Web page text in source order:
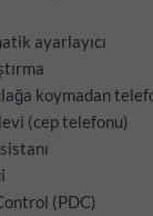
ayarlayıcı
koymadan
(cep telefonu)
(PDC)